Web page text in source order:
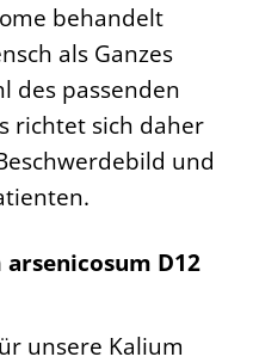
behandelt
als Ganzes
des passenden
richtet sich daher
und
D12
unsere Kalium